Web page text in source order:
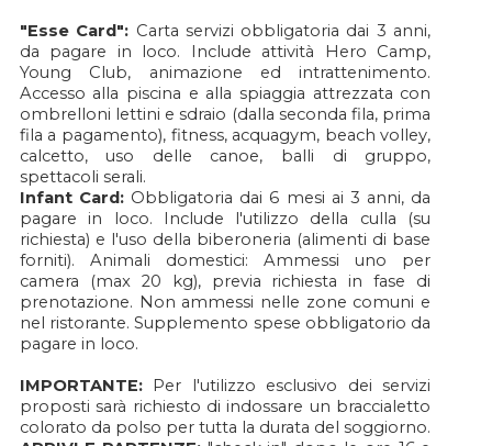
"Esse Card": Carta servizi obbligatoria dai 3 anni,
da pagare in loco. Include attività Hero Camp,
Young Club, animazione ed intrattenimento.
Accesso alla piscina e alla spiaggia attrezzata con
ombrelloni lettini e sdraio (dalla seconda fila, prima
fila a pagamento), fitness, acquagym, beach volley,
calcetto, uso delle canoe, balli di gruppo,
spettacoli serali.
Infant Card: Obbligatoria dai 6 mesi ai 3 anni, da
pagare in loco. Include l'utilizzo della culla (su
richiesta) e l'uso della biberoneria (alimenti di base
forniti). Animali domestici: Ammessi uno per
camera (max 20 kg), previa richiesta in fase di
prenotazione. Non ammessi nelle zone comuni e
nel ristorante. Supplemento spese obbligatorio da
pagare in loco.
IMPORTANTE:Per l'utilizzo esclusivo dei servizi
proposti sarà richiesto di indossare un braccialetto
colorato da polso per tutta la durata del soggiorno.